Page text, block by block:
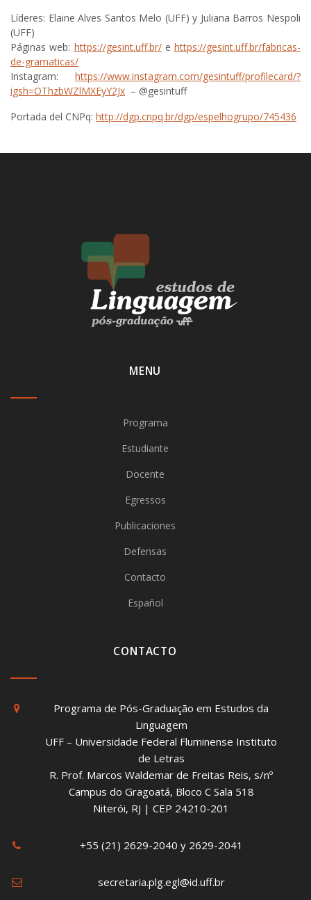
Líderes: Elaine Alves Santos Melo (UFF) y Juliana Barros Nespoli
(UFF)
Páginas web: https://gesint.uff.br/e https://gesint.uff.br/fabricas-
de-gramaticas/
Instagram: https://www.instagram.com/gesintuff/profilecard/?
igsh=OThzbWZlMXEyY2Jx – @gesintuff
Portada del CNPq: http://dgp.cnpq.br/dgp/espelhogrupo/745436
MENU
Programa
Estudiante
Docente
Egressos
Publicaciones
Defensas
Contacto
Español
CONTACTO
Programa de Pós-Graduação em Estudos da
Linguagem
UFF – Universidade Federal Fluminense Instituto
de Letras
R. Prof. Marcos Waldemar de Freitas Reis, s/nº
Campus do Gragoatá, Bloco C Sala 518
Niterói, RJ | CEP 24210-201
+55 (21) 2629-2040 y 2629-2041
secretaria.plg.egl@id.uff.br